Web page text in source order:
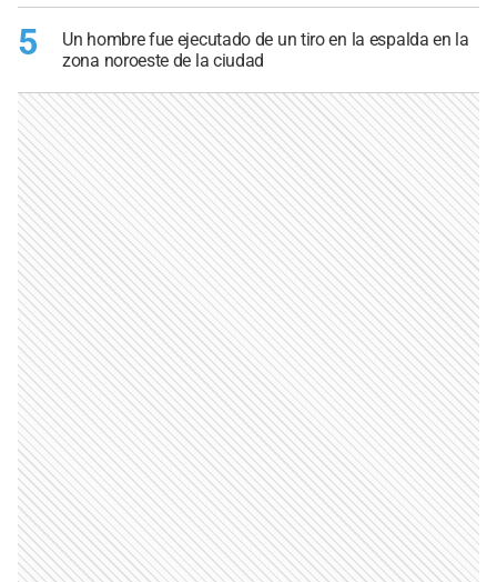
5
Un hombre fue ejecutado de un tiro en la espalda en la
zona noroeste de la ciudad